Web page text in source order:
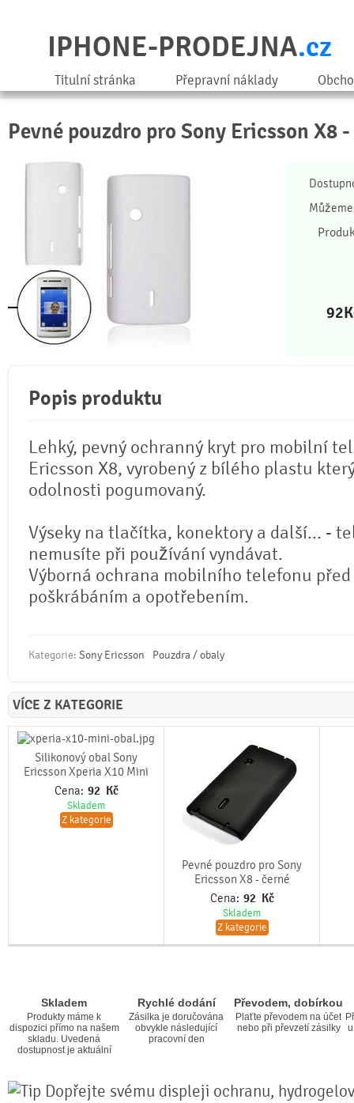
IPHONE-PRODEJNA.cz
Titulní stránka Přepravní náklady
Pevné pouzdro pro Sony Ericsson X8
92
Popis produktu
Lehký, pevný ochranný kryt pro mobilní
Ericsson X8, vyrobený z bílého plastu
odolnosti pogumovaný.
Výseky na tlačítka, konektory a další... -
nemusíte při používání vyndávat.
Výborná ochrana mobilního telefonu před
poškrábáním a opotřebením.
Kategorie: Sony Ericsson Pouzdra / obaly
VÍCE Z KATEGORIE
Silikonový obal Sony
Ericsson Xperia X10 Mini
Cena: 92 Kč
Skladem
Z kategorie
Pevné pouzdro pro Sony
Ericsson X8 - černé
Cena: 92 Kč
Skladem
Z kategorie
Skladem
Produkty máme k
dispozici přímo na našem
skladu. Uvedená
dostupnost je aktuální
Rychlé dodání
Zásilka je doručována
obvykle následující
pracovní den
Převodem, dobírkou
Plaťte převodem na účet
nebo při převzetí zásilky
Dopřejte svému displeji ochranu,